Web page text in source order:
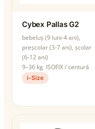
Cybex Pallas G2
bebeluș (9 luni-4 ani),
preșcolar (3-7 ani), școlar
(6-12 ani)
9–36 kg ISOFIX / centură
i-Size